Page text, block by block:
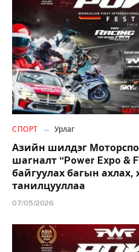
СПОРТ Урлаг
Азийн шилдэг
шагналт “Power Expo &
байгуулах багын ахлах,
танилцууллаа
07/05/2026